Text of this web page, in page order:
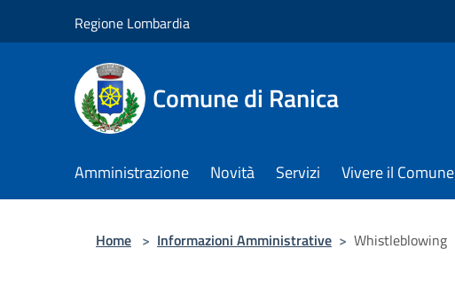
Regione Lombardia
Comune di Ranica
Amministrazione Novità Servizi Vivere il Comune
Home > Informazioni Amministrative > Whistleblowing